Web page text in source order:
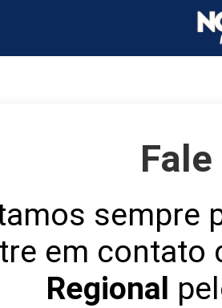
sempre
em
Regional